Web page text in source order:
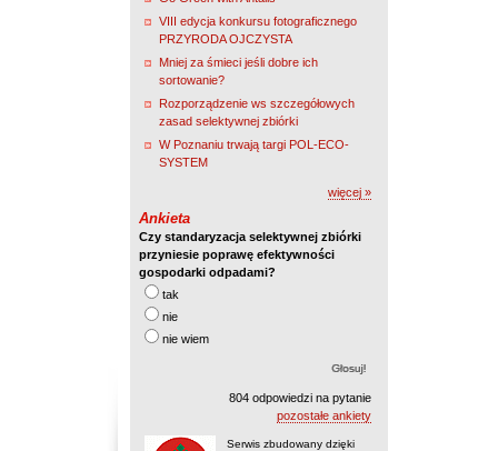
VIII edycja konkursu fotograficznego
PRZYRODA OJCZYSTA
Mniej za śmieci jeśli dobre ich
sortowanie?
Rozporządzenie ws szczegółowych
zasad selektywnej zbiórki
W Poznaniu trwają targi POL-ECO-
SYSTEM
więcej »
Ankieta
Czy standaryzacja selektywnej zbiórki
przyniesie poprawę efektywności
gospodarki odpadami?
tak
nie
nie wiem
804 odpowiedzi na pytanie
pozostałe ankiety
Serwis zbudowany dzięki